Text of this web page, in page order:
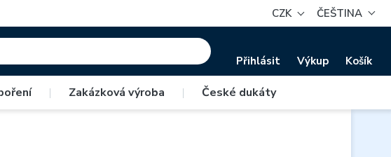
CZK ČEŠTINA
Přihlásit Výkup Košík
| Zakázková výroba | České dukáty